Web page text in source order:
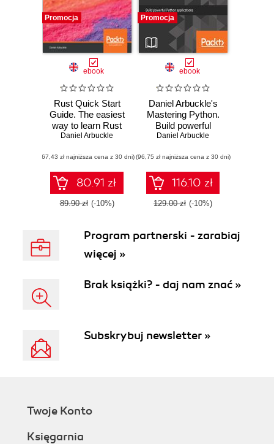
Promocja
ebook
Rust Quick Start
Guide. The easiest
way to learn Rust
programming
Daniel Arbuckle
(67,43 zł najniższa cena z 30 dni)
80.91 zł
89.90 zł (-10%)
Promocja
ebook
Daniel Arbuckle's
Mastering Python.
Build powerful
Python
Daniel Arbuckle
(96,75 zł najniższa cena z 30 dni)
116.10 zł
129.00 zł (-10%)
Program partnerski - zarabiaj
więcej »
Brak książki? - daj nam znać »
Subskrybuj newsletter »
Twoje Konto
Księgarnia